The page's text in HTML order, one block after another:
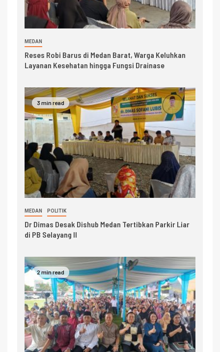
MEDAN
Reses Robi Barus di Medan Barat, Warga Keluhkan
Layanan Kesehatan hingga Fungsi Drainase
3 min read
MEDAN POLITIK
Dr Dimas Desak Dishub Medan Tertibkan Parkir Liar
di PB Selayang II
2 min read